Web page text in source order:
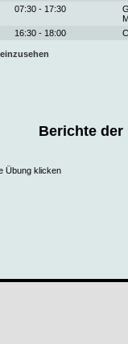
07:30 - 17:30
16:30 - 18:00
Berichte der
Übung klicken